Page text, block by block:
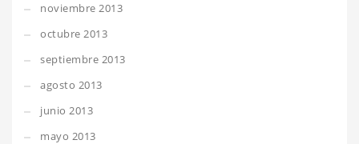
noviembre 2013
octubre 2013
septiembre 2013
agosto 2013
junio 2013
mayo 2013